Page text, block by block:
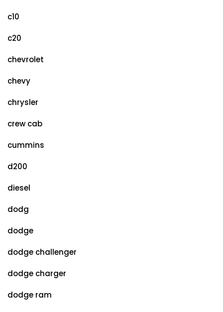
c10
c20
chevrolet
chevy
chrysler
crew cab
cummins
d200
diesel
dodg
dodge
dodge challenger
dodge charger
dodge ram